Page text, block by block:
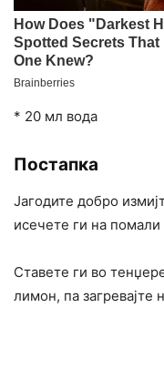
* 20 мл вода
Постапка
Јагодите добро
исечете ги на
Ставете ги во
лимон, па загревајте